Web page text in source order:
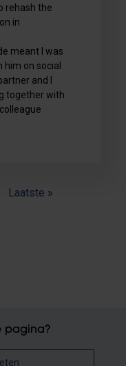
rehash the
in
meant I was
on social
and I
together with
Laatste »
pagina?